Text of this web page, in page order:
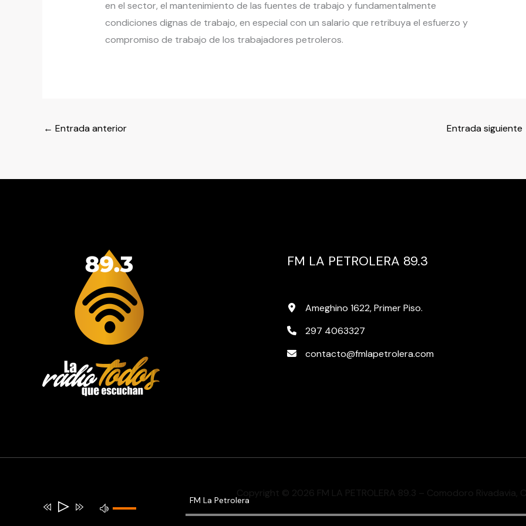
en el sector, el mantenimiento de las fuentes de trabajo y fundamentalmente
condiciones dignas de trabajo, en especial con un salario que retribuya el esfuerzo y
compromiso de trabajo de los trabajadores petroleros.
← Entrada anterior Entrada siguiente
FM LA PETROLERA 89.3
Ameghino 1622, Primer Piso.
297 4063327
contacto@fmlapetrolera.com
Copyright © 2026 FM LA PETROLERA 89.3 – Comodoro Rivadavia,
FM La Petrolera
Reproductor
Utiliza